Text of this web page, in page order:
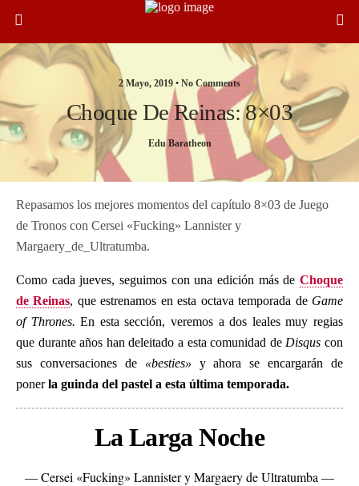
2 Mayo, 2019 • No Comments
Choque De Reinas: 8×03
Edu Baratheon
Repasamos los mejores momentos del capítulo 8×03 de Juego
de Tronos con Cersei «Fucking» Lannister y
Margaery_de_Ultratumba.
Como cada jueves, seguimos con una edición más de Choque
de Reinas, que estrenamos en esta octava temporada de Game
of Thrones. En esta sección, veremos a dos leales muy regias
que durante años han deleitado a esta comunidad de Disqus con
sus conversaciones de «besties» y ahora se encargarán de
ponerla guinda del pastel a esta última temporada.
La Larga Noche
— Cersei «Fucking» Lannister y Margaery de Ultratumba —